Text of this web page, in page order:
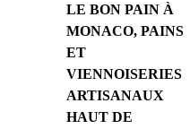
LE BON PAIN À
MONACO, PAINS
ET
VIENNOISERIES
ARTISANAUX
HAUT DE